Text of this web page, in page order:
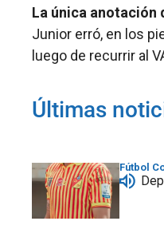
La única anotación
Junior erró, en los
luego de recurrir al
Últimas
Fútbol